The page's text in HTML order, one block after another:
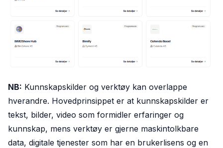
NB: Kunnskapskilder og verktøy kan overlappe
hverandre. Hovedprinsippet er at kunnskapskilder er
tekst, bilder, video som formidler erfaringer og
kunnskap, mens verktøy er gjerne maskintolkbare
data, digitale tjenester som har en brukerlisens og en